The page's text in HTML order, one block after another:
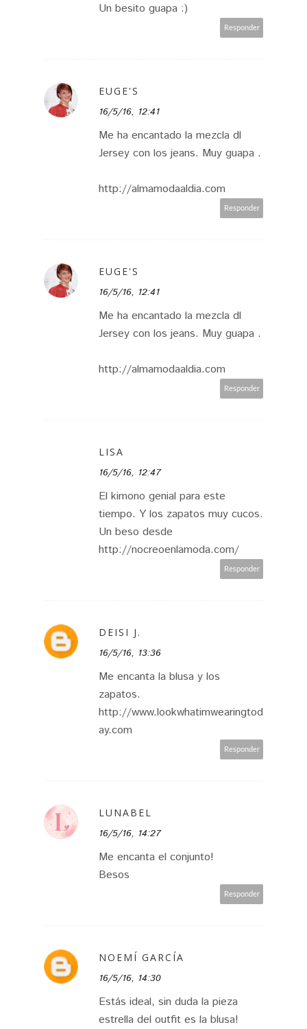
Un besito guapa :)
Responder
EUGE'S
16/5/16, 12:41
Me ha encantado la mezcla dl
Jersey con los jeans. Muy guapa .
http://almamodaaldia.com
Responder
EUGE'S
16/5/16, 12:41
Me ha encantado la mezcla dl
Jersey con los jeans. Muy guapa .
http://almamodaaldia.com
Responder
LISA
16/5/16, 12:47
El kimono genial para este
tiempo. Y los zapatos muy cucos.
Un beso desde
http://nocreoenlamoda.com/
Responder
DEISI J.
16/5/16, 13:36
Me encanta la blusa y los
zapatos.
http://www.lookwhatimwearingtod
ay.com
Responder
LUNABEL
16/5/16, 14:27
Me encanta el conjunto!
Besos
Responder
NOEMÍ GARCÍA
16/5/16, 14:30
Estás ideal, sin duda la pieza
estrella del outfit es la blusa!